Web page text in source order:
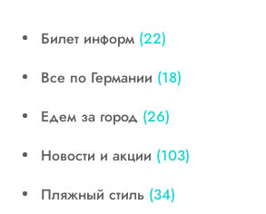
Билет информ (22)
Все по Германии (18)
Едем за город (26)
Новости и акции (103)
Пляжный стиль (34)